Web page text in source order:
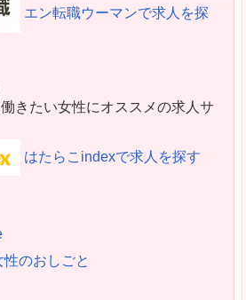
エン転職ウーマンで求人を探
きたい女性にオススメの求人サ
はたらこindexで求人を探す
のおしごと